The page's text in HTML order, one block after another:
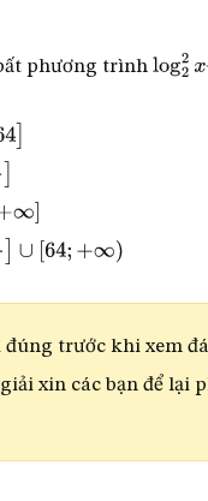
phương trình log2 2x
]
[ 64; +∞)
trước khi xem
xin các bạn để lại